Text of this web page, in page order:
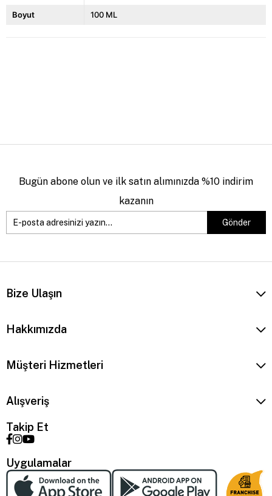
Boyut 100 ML
Bugün abone olun ve ilk satın alımınızda %10 indirim
kazanın
Gönder
Bize Ulaşın
Hakkımızda
Müşteri Hizmetleri
Alışveriş
Takip Et
Uygulamalar